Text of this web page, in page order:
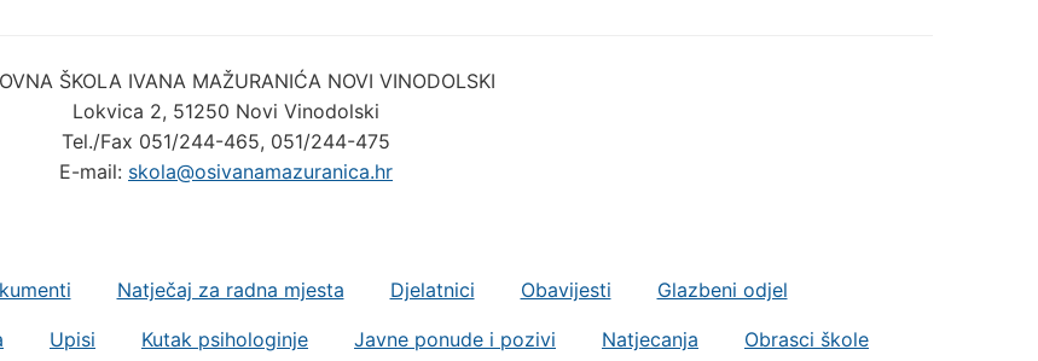
ŠKOLA IVANA MAŽURANIĆA NOVI VINODOLSKI
Lokvica 2, 51250 Novi Vinodolski
Tel./Fax 051/244-465, 051/244-475
E-mail: skola@osivanamazuranica.hr
Natječaj za radna mjesta Djelatnici Obavijesti Glazbeni odjel
Upisi Kutak psihologinje Javne ponude i pozivi Natjecanja Obrasci škole